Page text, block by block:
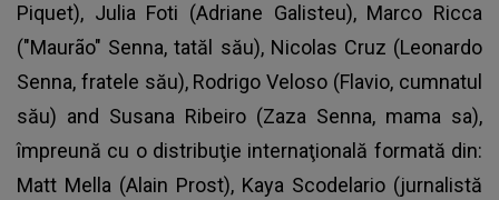
Piquet), Julia Foti (Adriane Galisteu), Marco Ricca
("Maurão" Senna, tatăl său), Nicolas Cruz (Leonardo
Senna, fratele său), Rodrigo Veloso (Flavio, cumnatul
său) and Susana Ribeiro (Zaza Senna, mama sa),
împreună cu o distribuţie internaţională formată din:
Matt Mella (Alain Prost), Kaya Scodelario (jurnalistă